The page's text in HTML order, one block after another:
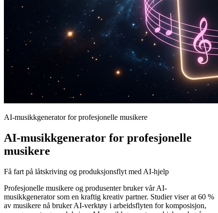
AI-musikkgenerator for profesjonelle musikere
AI-musikkgenerator for profesjonelle
musikere
Få fart på låtskriving og produksjonsflyt med AI-hjelp
Profesjonelle musikere og produsenter bruker vår AI-
musikkgenerator som en kraftig kreativ partner. Studier viser at 60 %
av musikere nå bruker AI-verktøy i arbeidsflyten for komposisjon,